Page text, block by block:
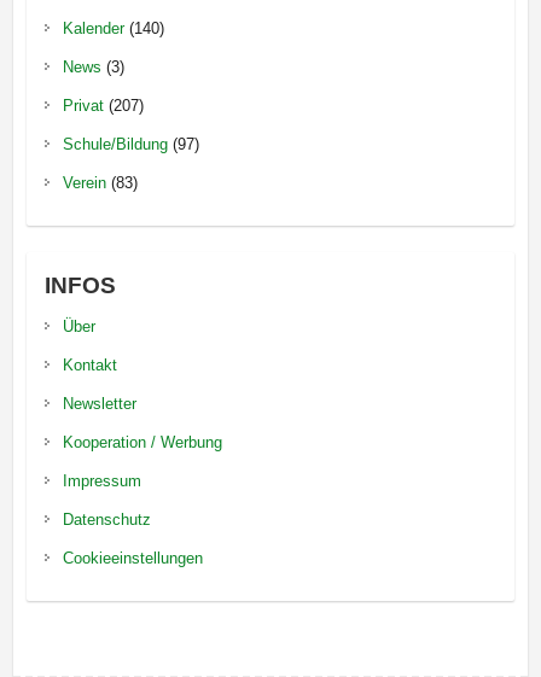
Kalender(140)
News (3)
Privat(207)
Schule/Bildung(97)
Verein(83)
INFOS
Über
Kontakt
Newsletter
Kooperation / Werbung
Impressum
Datenschutz
Cookieeinstellungen